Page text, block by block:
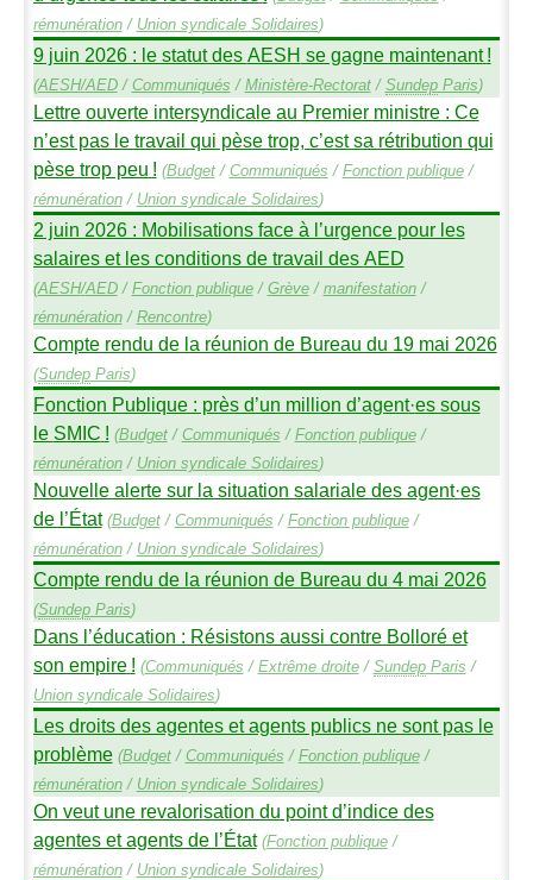
rémunération/ Union syndicale Solidaires)
9 juin 2026 : le statut des AESH se gagne maintenant !
(AESH/AED/ Communiqués / Ministère-Rectorat/ SundepParis)
Lettre ouverte intersyndicale au Premier ministre : Ce
n’est pas le travail qui pèse trop, c’est sa rétribution qui
pèse trop peu ! (Budget/ Communiqués / Fonction publique/
rémunération/ Union syndicale Solidaires)
2 juin 2026 : Mobilisations face à l’urgence pour les
salaires et les conditions de travail des AED
(AESH/AED/ Fonction publique/ Grève/ manifestation/
rémunération/ Rencontre)
Compte rendu de la réunion de Bureau du 19 mai 2026
(SundepParis)
Fonction Publique : près d’un million d’agent·es sous
le SMIC ! (Budget/ Communiqués / Fonction publique/
rémunération/ Union syndicale Solidaires)
Nouvelle alerte sur la situation salariale des agent·es
de l’État (Budget/ Communiqués / Fonction publique/
rémunération/ Union syndicale Solidaires)
Compte rendu de la réunion de Bureau du 4 mai 2026
(SundepParis)
Dans l’éducation : Résistons aussi contre Bolloré et
son empire ! (Communiqués / Extrême droite/ SundepParis /
Union syndicale Solidaires)
Les droits des agentes et agents publics ne sont pas le
problème (Budget/ Communiqués / Fonction publique/
rémunération/ Union syndicale Solidaires)
On veut une revalorisation du point d’indice des
agentes et agents de l’État (Fonction publique/
rémunération/ Union syndicale Solidaires)